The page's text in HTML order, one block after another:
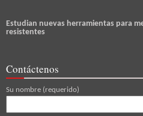
Estudian nuevas herramientas para
resistentes
Contáctenos
Su nombre (requerido)